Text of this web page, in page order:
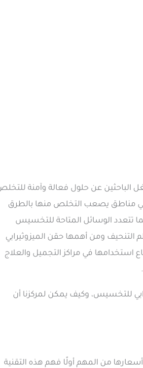
الباحثين عن حلول فعالة وآمنة
في مناطق يصعب التخلص منها بالطرق
تتعدد الوسائل المتاحة للتخسيس
ومن أهمها حقن الميزوثيرابي
استخدامها في مراكز التجميل والعلاج
للتخسيس، وكيف يمكن لمركزنا أن
من المهم أولًا فهم هذه التقنية